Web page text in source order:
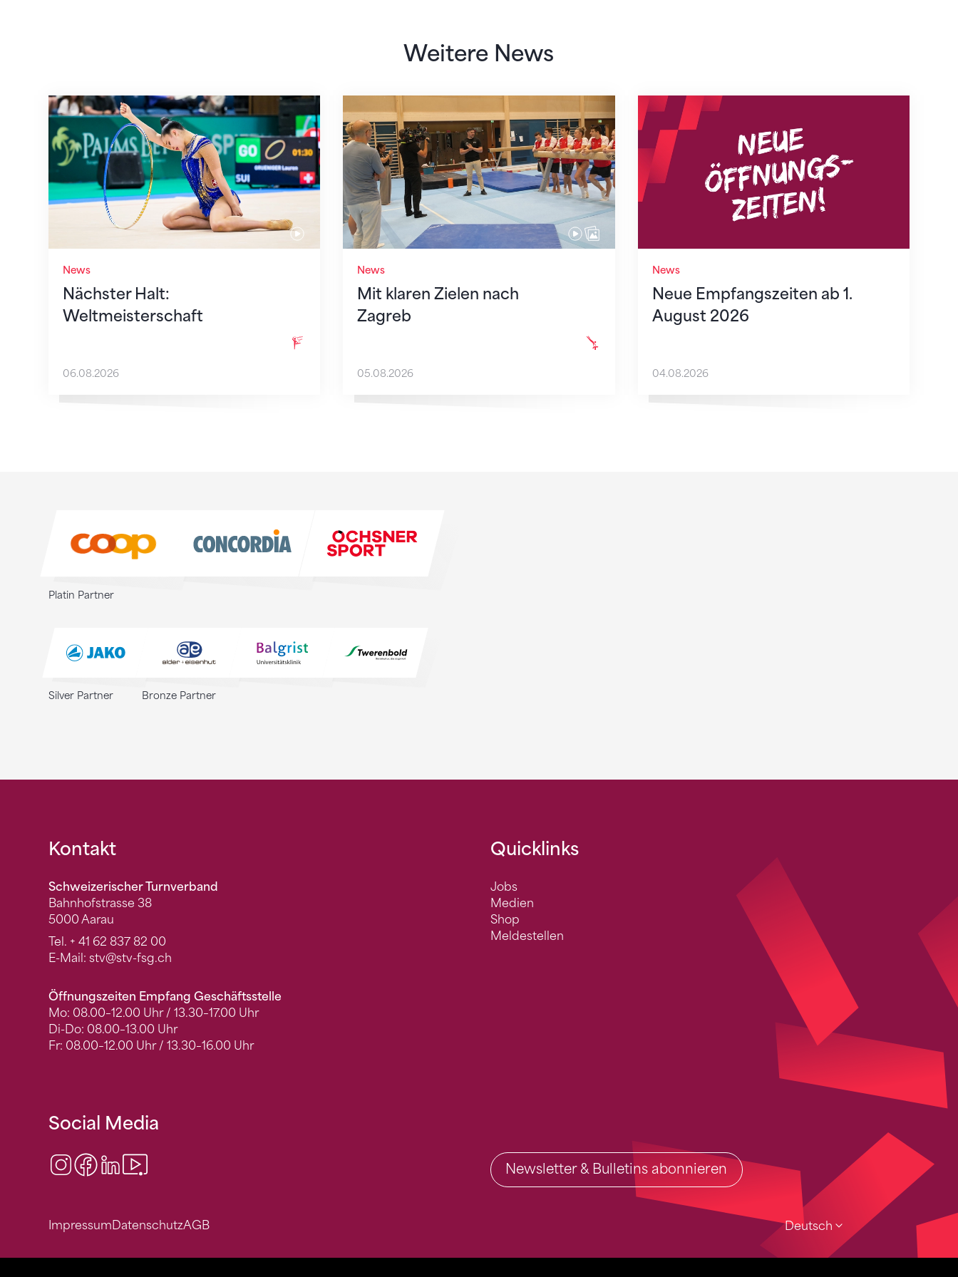
Weitere News
News
Nächster Halt:
Weltmeisterschaft
Nächster Halt: Weltmeisterschaft
06.08.2026
News
Mit klaren Zielen nach
Zagreb
Mit klaren Zielen nach Zagreb
05.08.2026
News
Neue Empfangszeiten ab 1.
August 2026
Neue Empfangszeiten ab 1. August 2026
04.08.2026
Platin Partner
Silver Partner Bronze Partner
Fusszeile
Kontakt
Schweizerischer Turnverband
Bahnhofstrasse 38
5000 Aarau
Tel. + 41 62 837 82 00
E-Mail: stv@stv-fsg.ch
Öffnungszeiten Empfang Geschäftsstelle
Mo: 08.00–12.00 Uhr / 13.30–17.00 Uhr
Di-Do: 08.00–13.00 Uhr
Fr: 08.00–12.00 Uhr / 13.30–16.00 Uhr
Quicklinks
Jobs
Medien
Shop
Meldestellen
Deutsch
Social Media
Instagram
Facebook
LinkedIn Newsletter & Bulletins abonnieren
ImpressumDatenschutzAGB